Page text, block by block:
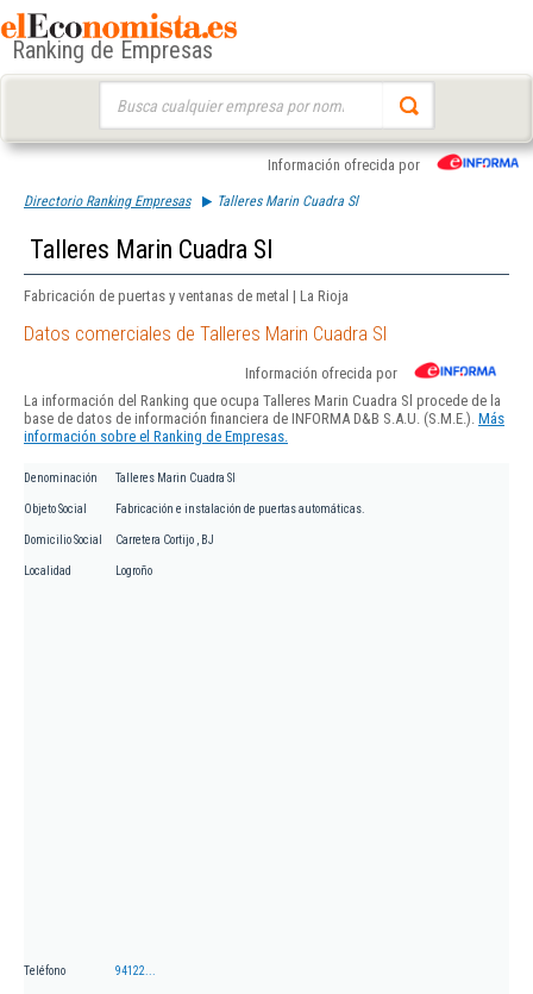
Ranking de Empresas
Información ofrecida por
Directorio Ranking Empresas Talleres Marin Cuadra Sl
Talleres Marin Cuadra Sl
Fabricación de puertas y ventanas de metal | La Rioja
Datos comerciales de Talleres Marin Cuadra Sl
Información ofrecida por
La información del Ranking que ocupa Talleres Marin Cuadra Sl procede de la
base de datos de información financiera de INFORMA D&B S.A.U. (S.M.E.). Más
información sobre el Ranking de Empresas.
Denominación Talleres Marin Cuadra Sl
Objeto Social Fabricación e instalación de puertas automáticas.
Domicilio Social Carretera Cortijo , BJ
Localidad Logroño
Teléfono 94122...